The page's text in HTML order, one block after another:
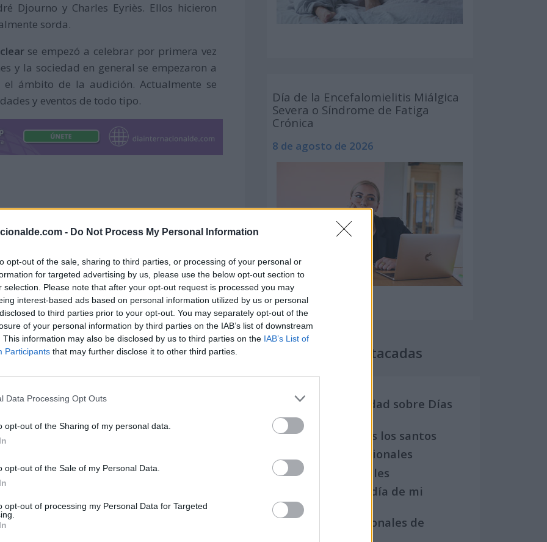
- Do Not Process My Personal Information
opt-out of the sale, sharing to third parties, or processing of your personal or
for targeted advertising by us, please use the below opt-out section to
selection. Please note that after your opt-out request is processed you may
interest-based ads based on personal information utilized by us or personal
to third parties prior to your opt-out. You may separately opt-out of the
of your personal information by third parties on the IAB’s list of downstream
This information may also be disclosed by us to third parties on the IAB’s List of
Participants that may further disclose it to other third parties.
Data Processing Opt Outs
opt-out of the Sharing of my personal data.
opt-out of the Sale of my Personal Data.
opt-out of processing my Personal Data for Targeted
Djourno y Charles Eyriès. Ellos hicieron
sorda.
se empezó a celebrar por primera vez
y la sociedad en general se empezaron a
el ámbito de la audición. Actualmente se
y eventos de todo tipo.
de Profesiones
de calorías
para el evento que quieras
informarte a través de las redes sociales
#CochlearImplantDay
Día de la Encefalomielitis Miálgica
Severa o Síndrome de Fatiga
Crónica
8 de agosto de 2026
Secciones destacadas
Noticias y actualidad sobre Días
Internacionales
Onomástica. Todos los santos
Semanas Internacionales
Años Internacionales
Qué se celebra el día de mi
cumpleaños
Eventos internacionales de